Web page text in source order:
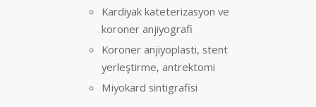
Kardiyak kateterizasyon ve
koroner anjiyografi
Koroner anjiyoplasti, stent
yerleştirme, antrektomi
Miyokard sintigrafisi